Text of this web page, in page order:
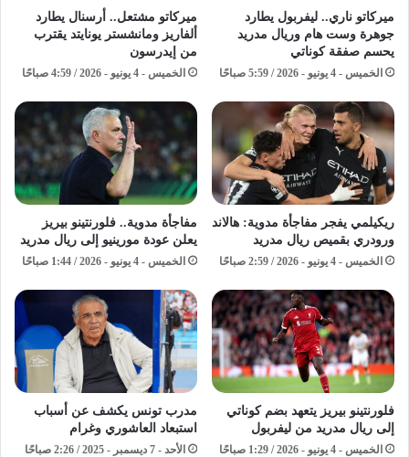
ميركاتو ناري.. ليفربول يطارد
جوهرة وست هام وريال مدريد
يحسم صفقة كوناتي
الخميس - 4 يونيو - 2026 / 5:59 صباحًا
ميركاتو مشتعل.. أرسنال يطارد
ألفاريز ومانشستر يونايتد يقترب
من إيدرسون
الخميس - 4 يونيو - 2026 / 4:59 صباحًا
ريكيلمي يفجر مفاجأة مدوية: هالاند
ورودري بقميص ريال مدريد
الخميس - 4 يونيو - 2026 / 2:59 صباحًا
مفاجأة مدوية.. فلورنتينو بيريز
يعلن عودة مورينيو إلى ريال مدريد
الخميس - 4 يونيو - 2026 / 1:44 صباحًا
فلورنتينو بيريز يتعهد بضم كوناتي
إلى ريال مدريد من ليفربول
الخميس - 4 يونيو - 2026 / 1:29 صباحًا
مدرب تونس يكشف عن أسباب
استبعاد العاشوري وغرام
الأحد - 7 ديسمبر - 2025 / 2:26 صباحًا